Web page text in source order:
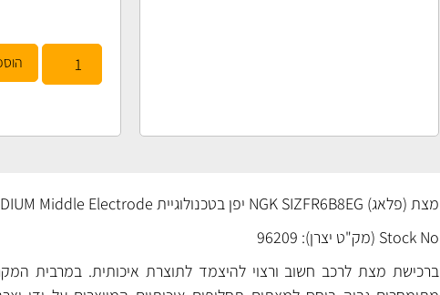
מצת (פלאג) NGK SIZFR6B8EG יפן בטכנולוגיית IRIDIUM Middle Electrode.
Stock No (מק"ט יצרן): 96209
ברכישת מצת לרכב חשוב ורצוי להיצמד לתוצרת איכותית. במרבית